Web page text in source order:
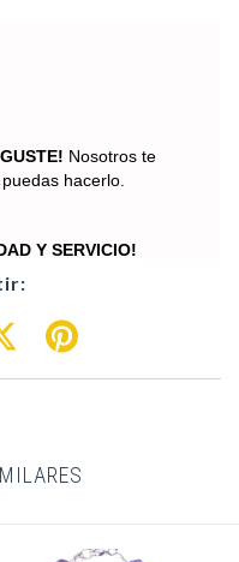
Nosotros te
hacerlo.
Y SERVICIO!